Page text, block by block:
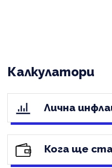
Калкулатори
Лична
Кога ще